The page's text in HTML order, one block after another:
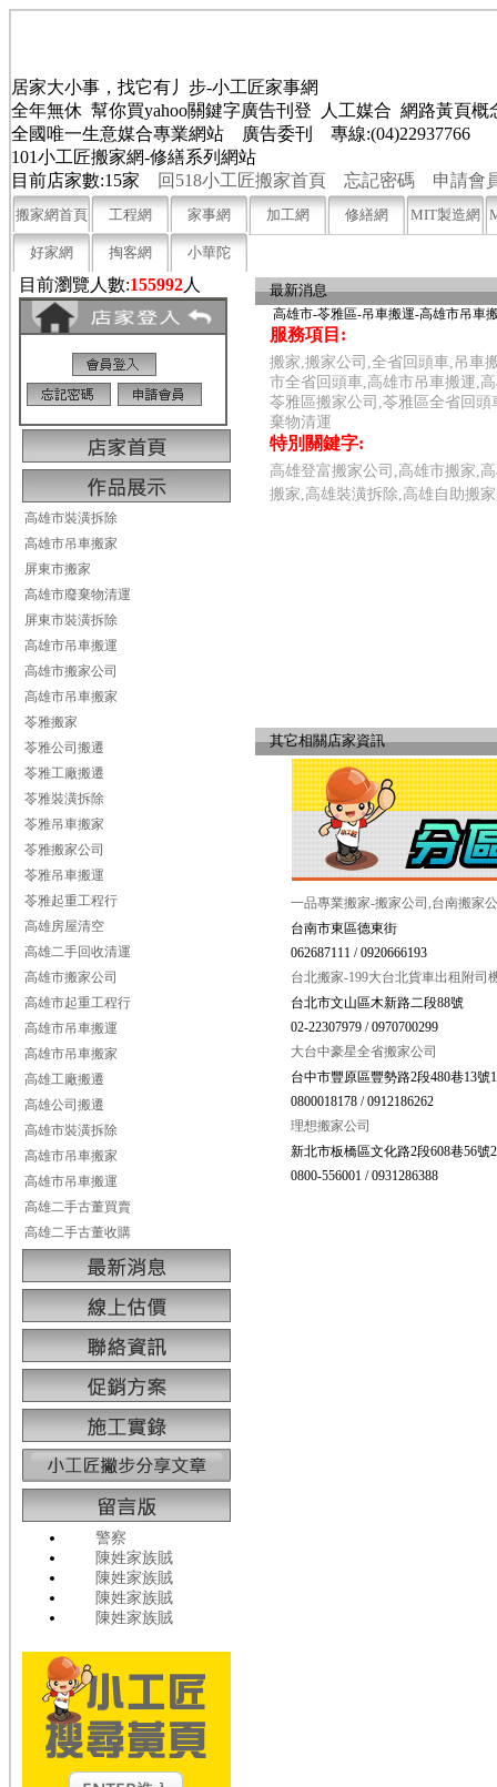
居家大小事，找它有丿步-小工匠家事網
全年無休 幫你買yahoo關鍵字廣告刊登 人工媒合 網路黃頁概
全國唯一生意媒合專業網站 廣告委刊 專線:(04)22937766
101小工匠搬家網-修繕系列網站
目前店家數:15家
回518小工匠搬家首頁 忘記密碼 申請會
搬家網首頁 工程網 家事網 加工網 修繕網 MIT製造網
好家網 掏客網 小華陀
目前瀏覽人數:155992人
高雄市裝潢拆除
高雄市吊車搬家
屏東市搬家
高雄市廢棄物清運
屏東市裝潢拆除
高雄市吊車搬運
高雄市搬家公司
高雄市吊車搬家
苓雅搬家
苓雅公司搬遷
苓雅工廠搬遷
苓雅裝潢拆除
苓雅吊車搬家
苓雅搬家公司
苓雅吊車搬運
苓雅起重工程行
高雄房屋清空
高雄二手回收清運
高雄市搬家公司
高雄市起重工程行
高雄市吊車搬運
高雄市吊車搬家
高雄工廠搬遷
高雄公司搬遷
高雄市裝潢拆除
高雄市吊車搬家
高雄市吊車搬運
高雄二手古董買賣
高雄二手古董收購
警察
陳姓家族賊
陳姓家族賊
陳姓家族賊
陳姓家族賊
最新消息
高雄市-苓雅區-吊車搬運-高雄市吊車
服務項目:
搬家,搬家公司,全省回頭車,吊車
市全省回頭車,高雄市吊車搬運,
苓雅區搬家公司,苓雅區全省回
棄物清運
特別關鍵字:
高雄登富搬家公司,高雄市搬家,
搬家,高雄裝潢拆除,高雄自助搬
其它相關店家資訊
一品專業搬家-搬家公司,台南搬家
台南市東區德東街
062687111 / 0920666193
台北搬家-199大台北貨車出租附司
台北市文山區木新路二段88號
02-22307979 / 0970700299
大台中豪星全省搬家公司
台中市豐原區豐勢路2段480巷13號
0800018178 / 0912186262
理想搬家公司
新北市板橋區文化路2段608巷56號
0800-556001 / 0931286388